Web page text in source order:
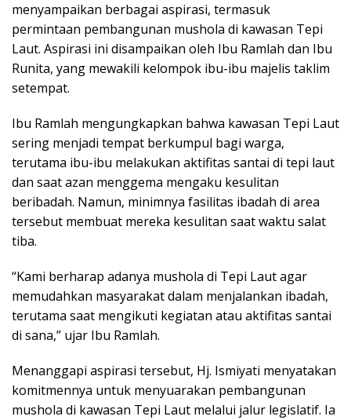
menyampaikan berbagai aspirasi, termasuk
permintaan pembangunan mushola di kawasan Tepi
Laut. Aspirasi ini disampaikan oleh Ibu Ramlah dan Ibu
Runita, yang mewakili kelompok ibu-ibu majelis taklim
setempat.
Ibu Ramlah mengungkapkan bahwa kawasan Tepi Laut
sering menjadi tempat berkumpul bagi warga,
terutama ibu-ibu melakukan aktifitas santai di tepi laut
dan saat azan menggema mengaku kesulitan
beribadah. Namun, minimnya fasilitas ibadah di area
tersebut membuat mereka kesulitan saat waktu salat
tiba.
“Kami berharap adanya mushola di Tepi Laut agar
memudahkan masyarakat dalam menjalankan ibadah,
terutama saat mengikuti kegiatan atau aktifitas santai
di sana,” ujar Ibu Ramlah.
Menanggapi aspirasi tersebut, Hj. Ismiyati menyatakan
komitmennya untuk menyuarakan pembangunan
mushola di kawasan Tepi Laut melalui jalur legislatif. Ia